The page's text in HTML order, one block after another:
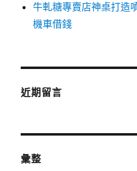
牛軋糖專賣店神桌打造
機車借錢
近期留言
彙整